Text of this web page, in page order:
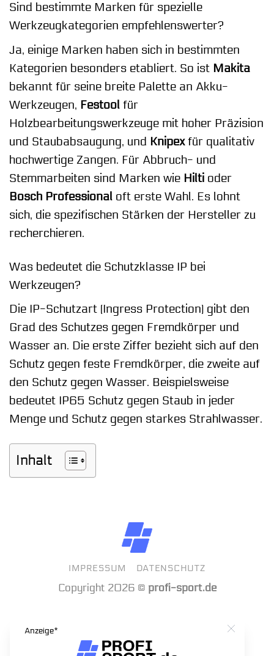
Sind bestimmte Marken für spezielle
Werkzeugkategorien empfehlenswerter?
Ja, einige Marken haben sich in bestimmten
Kategorien besonders etabliert. So ist Makita
bekannt für seine breite Palette an Akku-
Werkzeugen, Festool für
Holzbearbeitungswerkzeuge mit hoher Präzision
und Staubabsaugung, und Knipexfür qualitativ
hochwertige Zangen. Für Abbruch- und
Stemmarbeiten sind Marken wie Hilti oder
Bosch Professional oft erste Wahl. Es lohnt
sich, die spezifischen Stärken der Hersteller zu
recherchieren.
Was bedeutet die Schutzklasse IP bei
Werkzeugen?
Die IP-Schutzart (Ingress Protection) gibt den
Grad des Schutzes gegen Fremdkörper und
Wasser an. Die erste Ziffer bezieht sich auf den
Schutz gegen feste Fremdkörper, die zweite auf
den Schutz gegen Wasser. Beispielsweise
bedeutet IP65 Schutz gegen Staub in jeder
Menge und Schutz gegen starkes Strahlwasser.
Inhalt
IMPRESSUM DATENSCHUTZ
Copyright 2026 © profi-sport.de
Anzeige* Close